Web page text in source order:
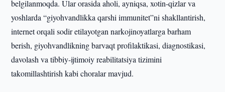
belgilanmoqda. Ular orasida aholi, ayniqsa, xotin-qizlar va
yoshlarda “giyohvandlikka qarshi immunitet”ni shakllantirish,
internet orqali sodir etilayotgan narkojinoyatlarga barham
berish, giyohvandlikning barvaqt profilaktikasi, diagnostikasi,
davolash va tibbiy-ijtimoiy reabilitatsiya tizimini
takomillashtirish kabi choralar mavjud.